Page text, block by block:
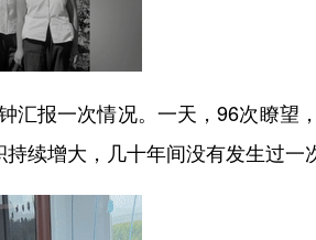
报一次情况。一天，96次瞭望，
续增大，几十年间没有发生过一